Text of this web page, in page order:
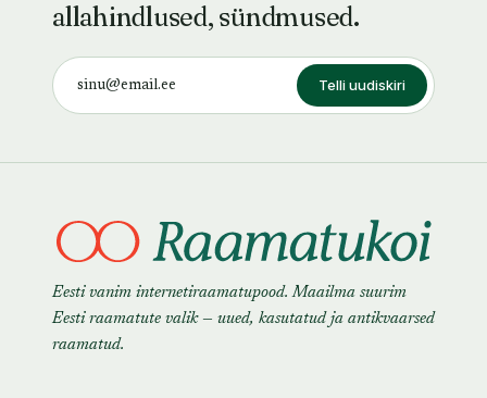
allahindlused, sündmused.
Telli uudiskiri
Eesti vanim internetiraamatupood. Maailma suurim
Eesti raamatute valik — uued, kasutatud ja antikvaarsed
raamatud.